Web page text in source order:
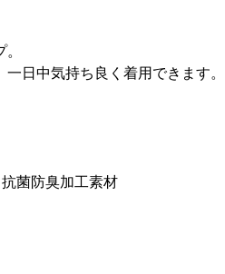
日中気持ち良く着用できます。
菌防臭加工素材